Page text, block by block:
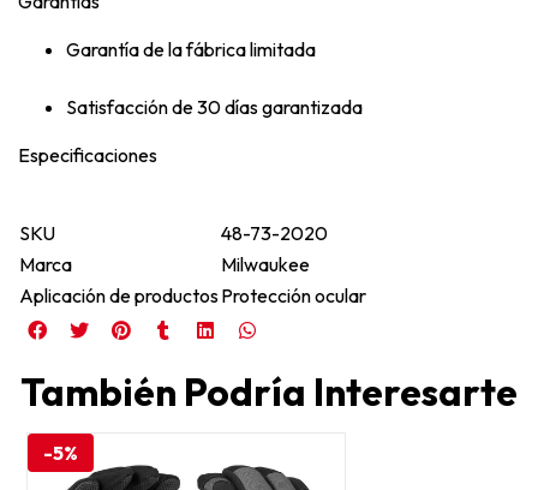
Garantía de la fábrica limitada
Satisfacción de 30 días garantizada
Especificaciones
SKU
48-73-2020
Marca
Milwaukee
Aplicación de productosProtección ocular
También Podría Interesarte
-5%